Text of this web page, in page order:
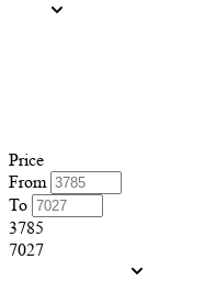
Price
From
To
3785
7027